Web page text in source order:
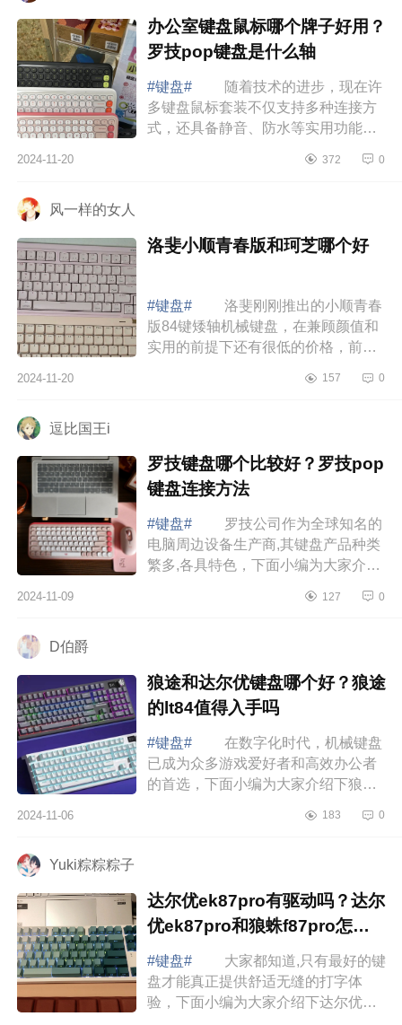
办公室键盘鼠标哪个牌子好用？
罗技pop键盘是什么轴
#键盘#
随着技术的进步，现在许
多键盘鼠标套装不仅支持多种连接方
式，还具备静音、防水等实用功能。
标哪个牌子好用？罗技pop键盘是什
2024-11-20 372 0
风一样的女人
洛斐小顺青春版和珂芝哪个好
#键盘#
洛斐刚刚推出的小顺青春
版84键矮轴机械键盘，在兼顾颜值和
实用的前提下还有很低的价格，前几
斐小顺青春版和珂芝哪个好 洛斐
2024-11-20 157 0
逗比国王i
罗技键盘哪个比较好？罗技pop
键盘连接方法
#键盘#
罗技公司作为全球知名的
电脑周边设备生产商,其键盘产品种类
繁多,各具特色，下面小编为大家介绍
盘连接方法 罗技键盘哪个比较
2024-11-09 127 0
D伯爵
狼途和达尔优键盘哪个好？狼途
的lt84值得入手吗
#键盘#
在数字化时代，机械键盘
已成为众多游戏爱好者和高效办公者
的首选，下面小编为大家介绍下狼途
入手吗 狼途和达尔优键盘哪个
2024-11-06 183 0
Yuki粽粽粽子
达尔优ek87pro有驱动吗？达尔
优ek87pro和狼蛛f87pro怎么
选
#键盘#
大家都知道,只有最好的键
盘才能真正提供舒适无缝的打字体
验，下面小编为大家介绍下达尔优